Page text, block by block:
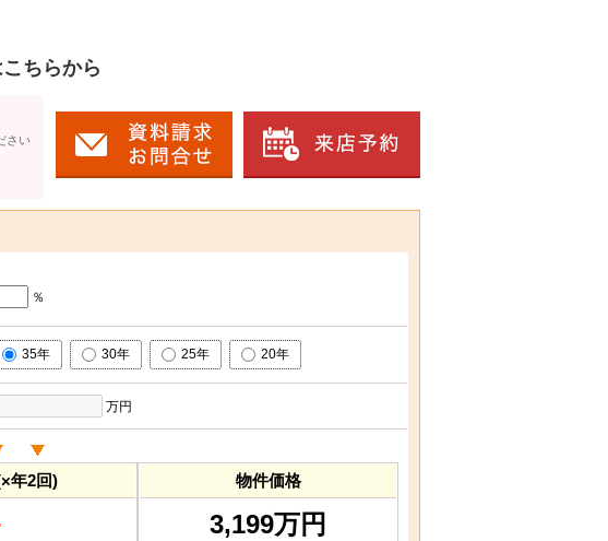
ちらから
さい
％
35年 30年 25年 20年
万円
年2回) 物件価格
3,199万円